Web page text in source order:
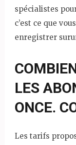
spécialistes
c’est ce que
enregistrer
LES
ONCE.
Les tarifs